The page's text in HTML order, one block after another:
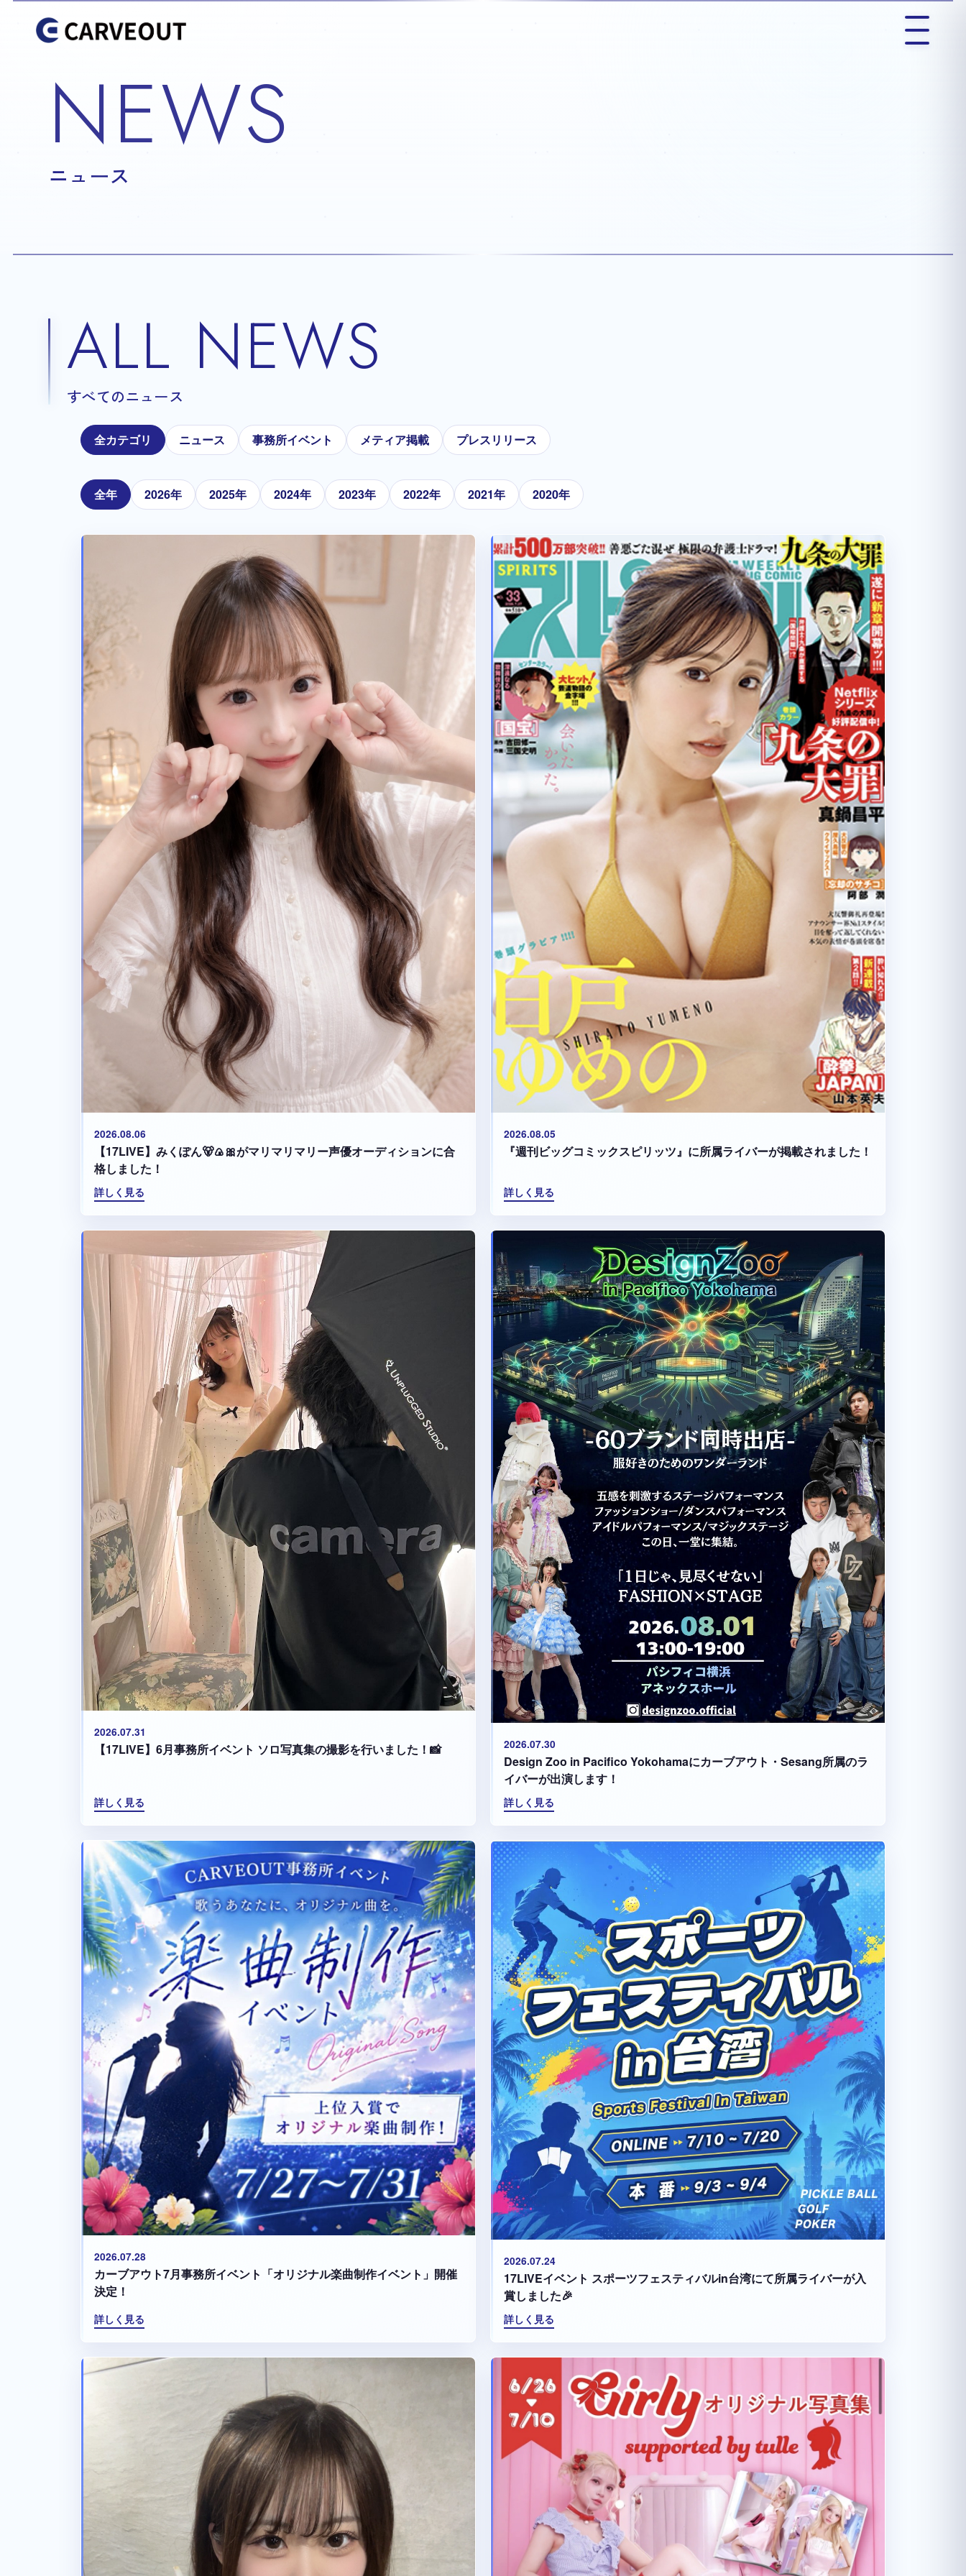
NEWS
ニュース
ALL NEWS
すべてのニュース
全カテゴリ ニュース 事務所イベント メティア掲載 プレスリリース
全年 2026年 2025年 2024年 2023年 2022年 2021年 2020年
2026.08.06
【17LIVE】みくぽん🐻🍙🎀がマリマリマリー声優オーディションに合
格しました！
詳しく見る
2026.08.05
『週刊ビッグコミックスピリッツ』に所属ライバーが掲載されました！
詳しく見る
2026.07.31
【17LIVE】6月事務所イベント ソロ写真集の撮影を行いました！📸
詳しく見る
2026.07.30
Design Zoo in Pacifico Yokohamaにカーブアウト・Sesang所属のラ
イバーが出演します！
詳しく見る
2026.07.28
カーブアウト7月事務所イベント「オリジナル楽曲制作イベント」開催
決定！
詳しく見る
2026.07.24
17LIVEイベント スポーツフェスティバルin台湾にて所属ライバーが入
賞しました🎉
詳しく見る